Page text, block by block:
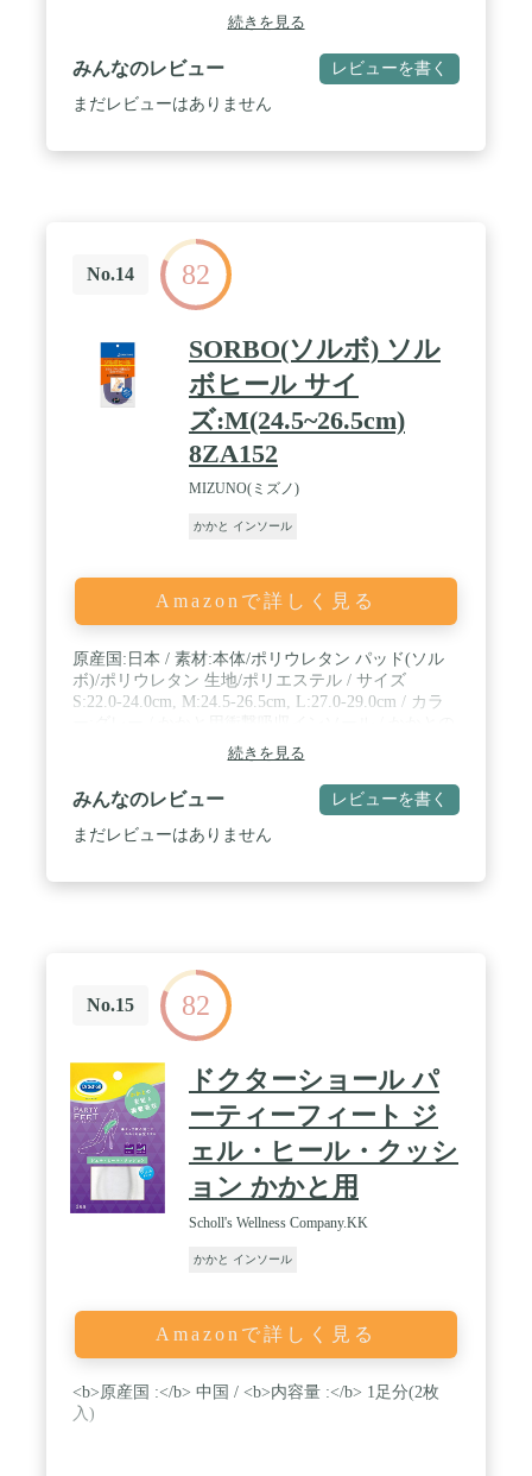
負担がかかっている。美脚になりたい。姿勢が悪
い。靴底のすり減り。オシャレなヒール、スキニー
ジーンズを着こなしたい。I脚を保つために対策し
ておきたい。本商品は特にこんなお悩みの方に最適
です！ / ✅【カンタン自然】男女ともに使えるX
散し、負担を軽減！激しい運動はもちろん、立ち仕
事や外回り、通勤・通学、プライベートにまで。シ
ーンを選ばず幅広くお使い頂けます♪またお色がク
リアなので目立ちにくいのもポイントです。 /
✅【サイズ】2種類からお選びいできます！お使い
の靴に合ったサイズをお選びください。女性/子供
用：横5cm×縦9cm 重量：約37g（左右2つの合計）
男性用：横5.8cm×縦10.8cm 重量：約49g（左右2つ
の合計） 厚み：最薄部 約0.28cm 最厚部 約
0.9cm 3足セット 6枚入り【カンタン取り付け方
法】シールをはがして貼り付けるだけ♪ 簡単装
着、強力粘着！O脚の方は厚みのある方を外側に
かと部分に貼り付けてご使用ください。透明で目立
証】メーカー保証書付属（45日間） ※商品の不良
や故障等ございました折はメールにてご連絡を下さ
て頂きます。
続きを見る
みんなのレビュー レビューを書く
まだレビューはありません
No.14 82
SORBO(ソルボ) ソル
ボヒール サイ
ズ:M(24.5~26.5cm)
8ZA152
MIZUNO(ミズノ)
かかと インソール
Amazonで詳しく見る
原産国:日本 / 素材:本体/ポリウレタン パッド(ソル
ボ)/ポリウレタン 生地/ポリエステル / サイズ
S:22.0-24.0cm, M:24.5-26.5cm, L:27.0-29.0cm / カラ
保護に / かかと・アキレス腱の痛み・だるさに。 / 1
続きを見る
みんなのレビュー レビューを書く
まだレビューはありません
No.15 82
ドクターショール パ
ーティーフィート ジ
ェル・ヒール・クッシ
ョン かかと用
Scholl's Wellness Company.KK
かかと インソール
Amazonで詳しく見る
<b>原産国 :</b> 中国 / <b>内容量 :</b> 1足分(2枚
入)